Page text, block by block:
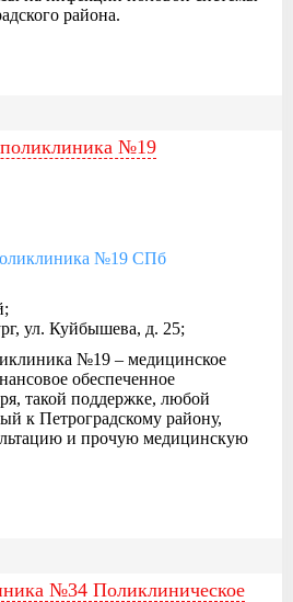
района.
поликлиника №19
ул. Куйбышева, д. 25;
№19 – медицинское
обеспеченное
такой поддержке, любой
к Петроградскому району,
и прочую медицинскую
№34 Поликлиническое